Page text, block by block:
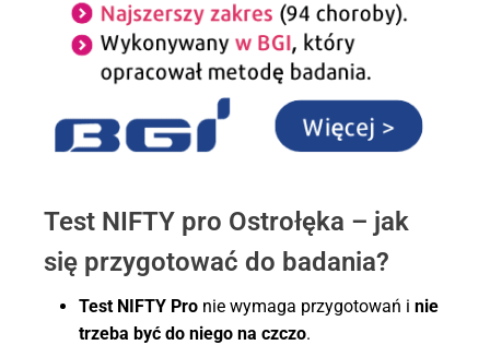
Test NIFTY pro Ostrołęka – jak
się przygotować do badania?
Test NIFTY Pro nie wymaga przygotowań i nie
trzeba być do niego na czczo.